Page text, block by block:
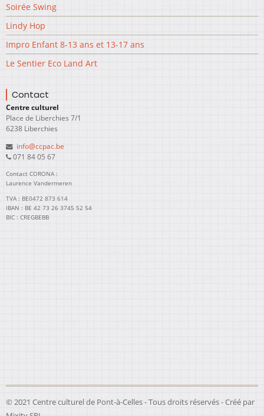
Soirée Swing
Lindy Hop
Impro Enfant 8-13 ans et 13-17 ans
Le Sentier Eco Land Art
Contact
Centre culturel
Place de Liberchies 7/1
6238 Liberchies
info@ccpac.be
071 84 05 67
Contact CORONA :
Laurence Vandermeren
TVA : BE0472 873 614
IBAN : BE 42 73 26 3745 52 54
BIC : CREGBEBB
© 2021 Centre culturel de Pont-à-Celles - Tous droits réservés - Créé par